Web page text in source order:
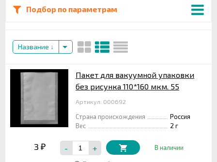
Подбор по параметрам
Название
Пакет для вакуумной упаковки
без рисунка 110*160 мкм. 55
Артикул: 000692
Страна происхождения
Россия
Вес
2 г
3 ₽ - + В наличии